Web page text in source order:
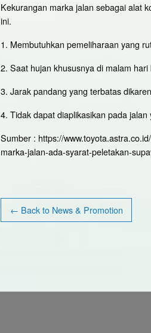
Kekurangan marka jalan sebagai alat
ini.
1. Membutuhkan pemeliharaan yang
2. Saat hujan khususnya di malam
3. Jarak pandang yang terbatas
4. Tidak dapat diaplikasikan pada
Sumber : https://
marka-jalan-ada-syarat-peletakan-
← Back to News & Promotion